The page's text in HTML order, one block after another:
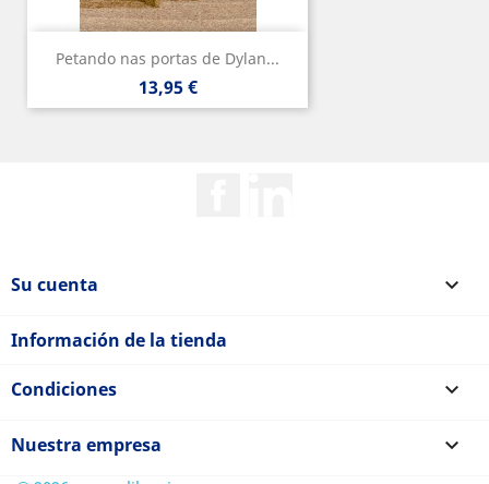
Petando nas portas de Dylan...
Precio
13,95 €
Su cuenta 
Información de la tienda
Condiciones 
Nuestra empresa 